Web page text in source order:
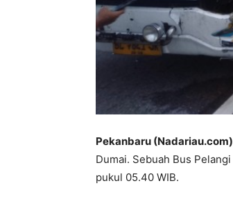
Pekanbaru (Nadariau.com)
Dumai. Sebuah Bus
pukul 05.40 WIB.